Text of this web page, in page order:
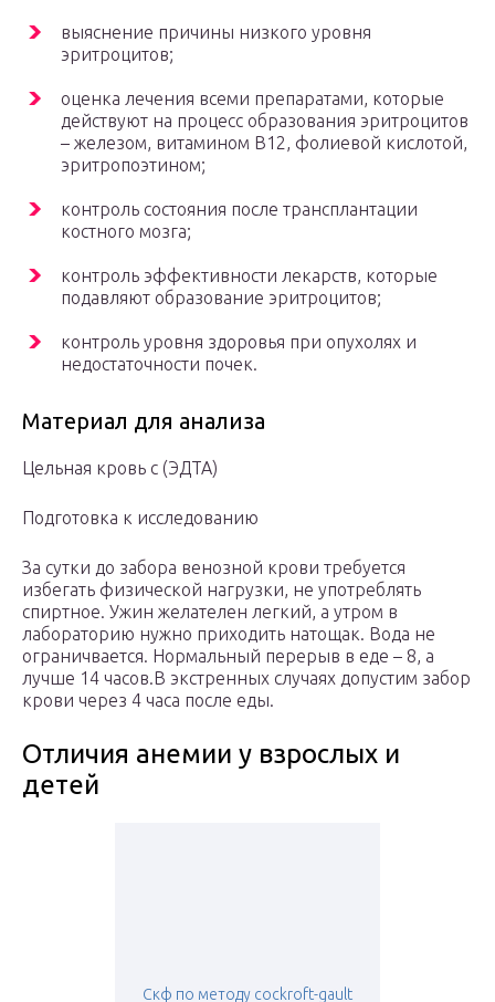
выяснение причины низкого уровня
эритроцитов;
оценка лечения всеми препаратами, которые
действуют на процесс образования эритроцитов
– железом, витамином В12, фолиевой кислотой,
эритропоэтином;
контроль состояния после трансплантации
костного мозга;
контроль эффективности лекарств, которые
подавляют образование эритроцитов;
контроль уровня здоровья при опухолях и
недостаточности почек.
Материал для анализа
Цельная кровь с (ЭДТА)
Подготовка к исследованию
За сутки до забора венозной крови требуется
избегать физической нагрузки, не употреблять
спиртное. Ужин желателен легкий, а утром в
лабораторию нужно приходить натощак. Вода не
ограничвается. Нормальный перерыв в еде – 8, а
лучше 14 часов.В экстренных случаях допустим забор
крови через 4 часа после еды.
Отличия анемии у взрослых и
детей
Скф по методу cockroft-gault